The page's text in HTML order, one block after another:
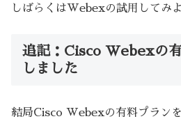
しばらくはWebexの試用してみ
追記：Cisco Webexの
しました
結局Cisco Webexの有料プラン